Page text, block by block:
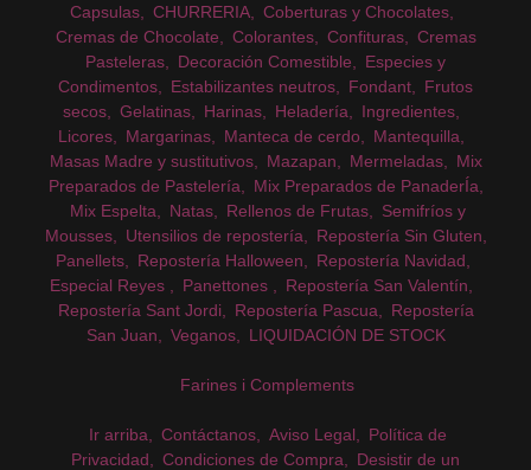
Capsulas
CHURRERIA
Coberturas y Chocolates
Cremas de Chocolate
Colorantes Confituras
Cremas
Pasteleras
Decoración Comestible
Especies y
Condimentos
Estabilizantes neutros Fondant
Frutos
secos
Gelatinas Harinas Heladería
Ingredientes
Licores
Margarinas Manteca de cerdo
Mantequilla
Masas Madre y sustitutivos
Mazapan Mermeladas
Mix
Preparados de Pastelería
Mix Preparados de PanaderÍa
Mix Espelta
Natas Rellenos de Frutas
Semifríos y
Mousses
Utensilios de repostería
Repostería Sin Gluten
Panellets
Repostería Halloween
Repostería Navidad
Especial Reyes
Panettones
Repostería San Valentín
Repostería Sant Jordi
Repostería Pascua
Repostería
San Juan
Veganos LIQUIDACIÓN DE STOCK
Farines i Complements
Ir arriba Contáctanos Aviso Legal
Política de
Privacidad
Condiciones de Compra Desistir de un